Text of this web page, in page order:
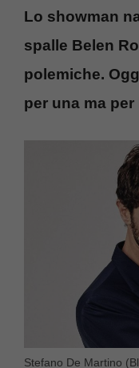
Lo showman
spalle Belen
polemiche.
per una ma
Stefano De Martino